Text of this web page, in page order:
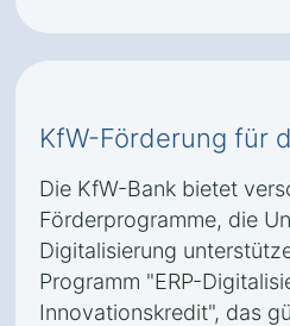
KfW-Förderung für
Die KfW-Bank bietet
Förderprogramme, die
Digitalisierung
Programm "ERP-
Innovationskredit", das